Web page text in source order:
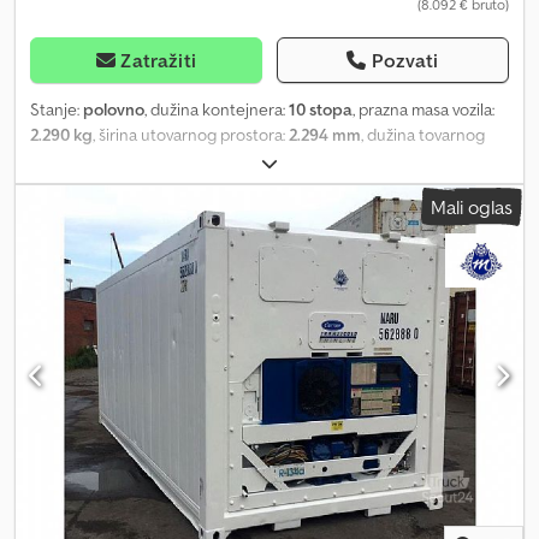
(8.092 € bruto)
Zatražiti Pozvati
Stanje: polovno, dužina kontejnera:10 stopa, prazna masa vozila:
2.290 kg, širina utovarnog prostora:2.294 mm, dužina tovarnog
, visina tovarnog prostora:
klima uređaj, rashladna jedinica, Poštovani, Dedsi Imv Aepfx
Afmsck Zahvaljujemo se na interesovanju! Kompanija Bimicon
Container Service GmbH od 1996. godine nudi rashladne i
skladišne kontejnere svih vrsta – za prodaju i iznajmljivanje.
Naravno, obezbeđujemo i kompletnu uslugu kao i prodaju delova
vezanih za kontejnere. Ako Vam je potrebna posebna izrada, rado
ćemo Vas posavetovati i pripremiti odgovarajuće rešenje. _____
TIP KONTEJNERA: - 10 stopa High Cube, rashladni agregat Carrier,
sveže ofarban RAL 9010 (farbanje je uključeno u cenu) Prikazane
slike služe samo kao primer, stvarni proizvod može odstupati.
STANJE ISPORUKE: - PTI OK (predizvozna inspekcija uvek vršena
pre isporuke, proverava naše stručno osoblje) - potpuno spreman
za upotrebu / spreman za priključivanje - vetro- i
vodonepropustan - CSC sertifikat (sertifikovani standard
Mali oglas